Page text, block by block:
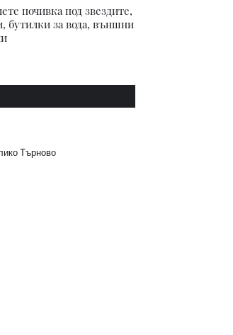
почивка под звездите,
бутилки за вода, външни
Търново